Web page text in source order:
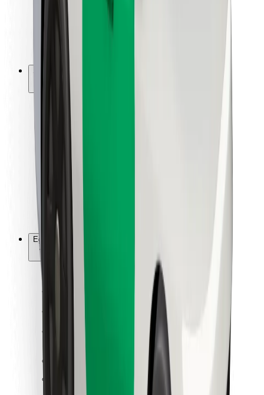
Városi megoldások
Repülőtér
Bolt töltőállomások
Súgó
Utasoknak
Sofőröknek
Bolt Food
Flottapartnereknek
Éttermeknek
Bolt for Business
Egyéb
Beszállítók
Felhasználási feltételek
Biztonság
Pár perc alatt ott vagyunk érted!
Bolt alkalmazás letöltése